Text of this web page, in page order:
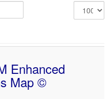
Display
Enhanced
Map ©